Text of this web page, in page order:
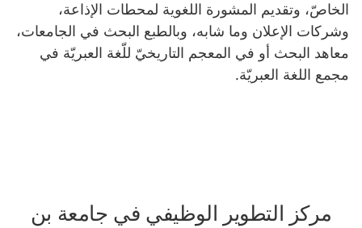
الخاصّ، وتقديم المشورة اللغوية لمحطات الإذاعة،
وشركات الإعلان وما شابه، وبالطبع البحث في الجامعات،
معاهد البحث أو في المعجم التاريخيّ للّغة العبريّة في
مجمع اللغة العبريّة.
مركز التطوير الوظيفي في جامعة بن